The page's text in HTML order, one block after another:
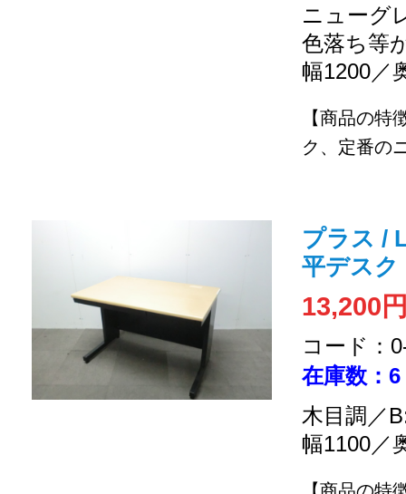
ニューグ
色落ち等
幅1200／
【商品の特
ク、定番の
プラス /
平デスク
13,200
コード：
在庫数：6
木目調／
幅1100／